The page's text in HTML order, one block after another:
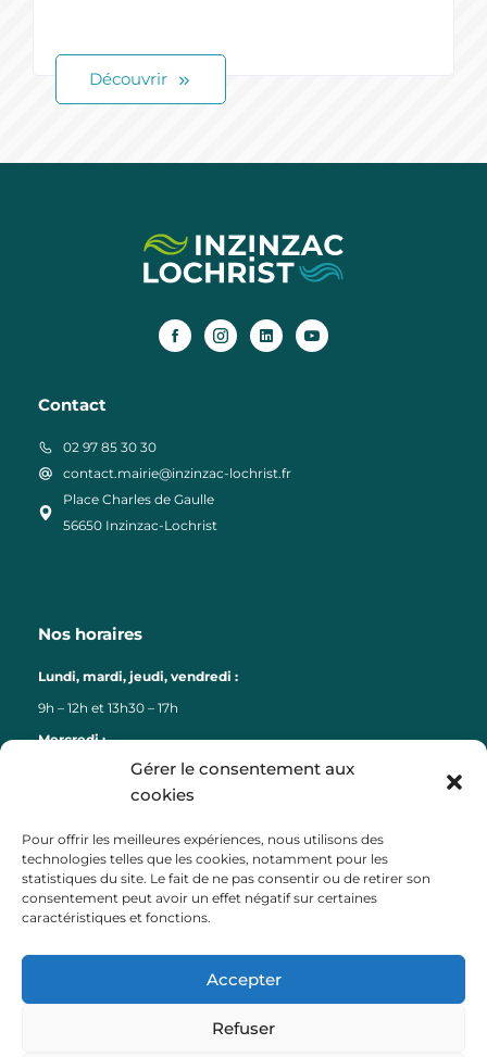
Gérer le consentement aux
cookies
Pour offrir les meilleures expériences, nous utilisons des
technologies telles que les cookies, notamment pour les
statistiques du site. Le fait de ne pas consentir ou de retirer son
consentement peut avoir un effet négatif sur certaines
caractéristiques et fonctions.
Accepter
Refuser
Découvrir
Contact
02 97 85 30 30
contact.mairie@inzinzac-lochrist.fr
Place Charles de Gaulle
56650 Inzinzac-Lochrist
Nos horaires
Lundi, mardi, jeudi, vendredi :
9h – 12h et 13h30 – 17h
Mercredi :
Liens
Lorient Agglomération
Lorient Bretagne Sud Tourisme
Département du Morbihan
Région Bretagne
Préfecture du Morbihan
Payfip (paiement factures)